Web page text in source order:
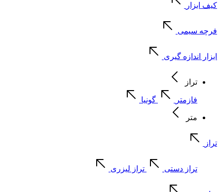
کیف ابزار
فرچه سیمی
ابزار اندازه گیری
تراز
فازمتر گونیا
متر
تراز
تراز دستی تراز لیزری